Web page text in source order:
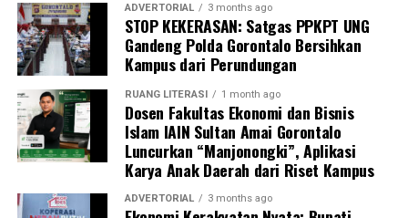
“Kehadiran mahasiswa mempercepat jangkauan skema
active case findingTBC yang dicanangkan pemerintah.
Sinergi multisektor antara perguruan tinggi, dinas
kesehatan, puskesmas, dan pemerintah desa seperti
inilah yang menjadi kunci sukses pembentukan
masyarakat sadar sehat,” jelas Dr. Vivien.
Masyarakat Desa Luwoo menyambut antusias agenda
terpadu ini. Ratusan warga memanfaatkan layanan
ADVERTORIAL 3 months ago
STOP KEKERASAN: Satgas PPKPT UNG
Gandeng Polda Gorontalo Bersihkan
Kampus dari Perundungan
RUANG LITERASI 1 month ago
Dosen Fakultas Ekonomi dan Bisnis
Islam IAIN Sultan Amai Gorontalo
Luncurkan “Manjonongki”, Aplikasi
Karya Anak Daerah dari Riset Kampus
ADVERTORIAL 3 months ago